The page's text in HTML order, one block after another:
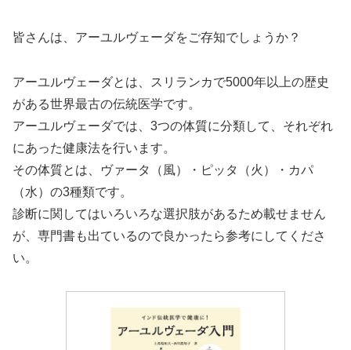
皆さんは、アーユルヴェーダをご存知でしょうか？
アーユルヴェーダとは、スリランカで5000年以上の歴史
がある世界最古の伝統医学です。
アーユルヴェーダでは、3つの体質に分類して、それぞれ
にあった健康法を行います。
その体質とは、ヴァータ（風）・ピッタ（火）・カパ
（水）の3種類です。
診断に関してはいろいろな選択肢があるため載せません
が、専門書も出ているので良かったら参考にしてくださ
い。